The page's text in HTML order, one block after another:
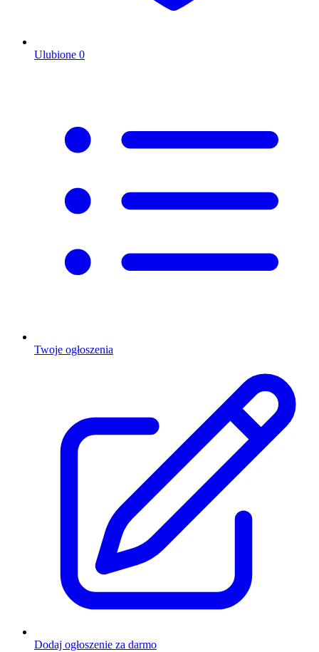
Ulubione 0
Twoje ogłoszenia
Dodaj ogłoszenie za darmo